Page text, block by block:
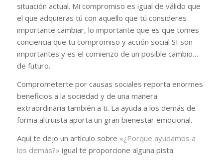
situación actual. Mi compromiso es igual de válido que
el que adquieras tú con aquello que tú consideres
importante cambiar, lo importante que es que tomes
conciencia que tu compromiso y acción social SI son
importantes y es el comienzo de un posible cambio…
de futuro.
Comprometerte por causas sociales reporta enormes
beneficios a la sociedad y de una manera
extraordinaria también a ti. La ayuda a los demás de
forma altruista aporta un gran bienestar emocional.
Aquí te dejo un artículo sobre «¿Porque ayudamos a
los demás?» igual te proporcione alguna pista.